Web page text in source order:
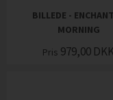
BILLEDE -
MORNING
Pris 979,00